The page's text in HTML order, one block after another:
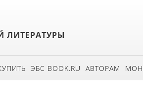
ЛИТЕРАТУРЫ
ЭБС BOOK.RU АВТОРАМ